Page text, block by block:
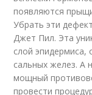
появляются
Убрать эти
Джет Пил. Эта
слой эпидермиса,
сальных желез. А
мощный
провести